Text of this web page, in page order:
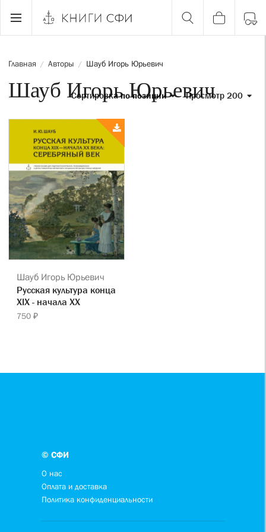
Главная / Авторы / Шауб Игорь Юрьевич
Шауб Игорь ЮрьевичПросмотр 200
Сортировкапо позиции
Шауб Игорь Юрьевич
Русская культура конца
XIX - начала XX
750 ₽
© СФИ
О нас
Оплата и доставка
Политика конфиденциальности